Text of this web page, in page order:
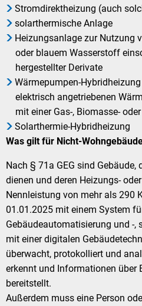
Stromdirektheizung (auch
solarthermische Anlage
Heizungsanlage zur Nutzung
oder blauem Wasserstoff
hergestellter Derivate
Wärmepumpen-
elektrisch angetriebenen
mit einer Gas-, Biomasse-
Solarthermie-Hybridheizung
Was gilt für Nicht-
Nach § 71a GEG sind Gebäude,
dienen und deren Heizungs-
Nennleistung von mehr als 290
01.01.2025 mit einem System
Gebäudeautomatisierung und -,
mit einer digitalen
überwacht, protokolliert und
erkennt und Informationen über
bereitstellt.
Außerdem muss eine Person